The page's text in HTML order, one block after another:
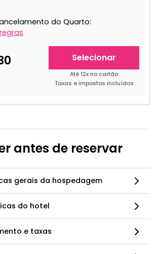
do Quarto:
Selecionar
Até 12x no cartão
Taxas e impostos incluídos
antes de reservar
gerais da hospedagem
do hotel
e taxas